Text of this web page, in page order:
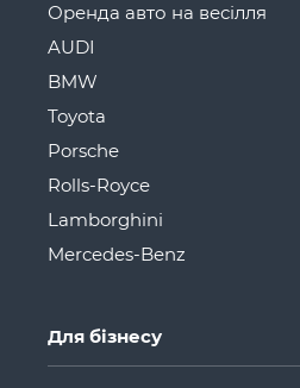
Оренда авто на весілля
AUDI
BMW
Toyota
Porsche
Rolls-Royce
Lamborghini
Mercedes-Benz
Для бізнесу